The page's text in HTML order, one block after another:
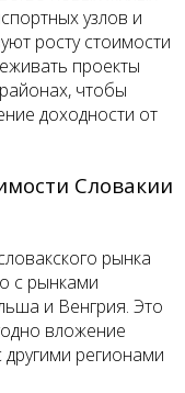
узлов и
росту стоимости
проекты
чтобы
доходности от
Словакии
рынка
с рынками
и Венгрия. Это
вложение
регионами